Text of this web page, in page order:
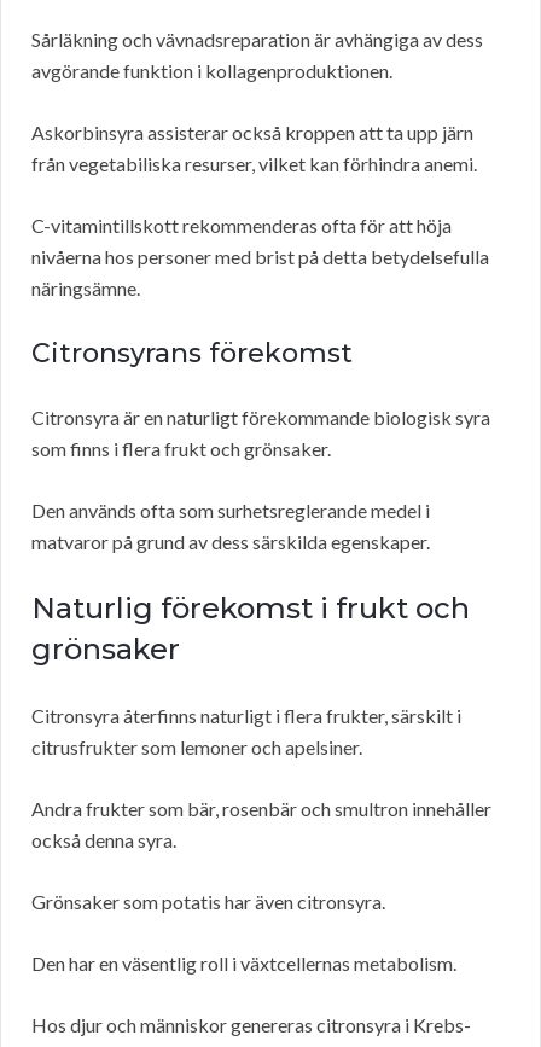
Sårläkning och vävnadsreparation är avhängiga av dess
avgörande funktion i kollagenproduktionen.
Askorbinsyra assisterar också kroppen att ta upp järn
från vegetabiliska resurser, vilket kan förhindra anemi.
C-vitamintillskott rekommenderas ofta för att höja
nivåerna hos personer med brist på detta betydelsefulla
näringsämne.
Citronsyrans förekomst
Citronsyra är en naturligt förekommande biologisk syra
som finns i flera frukt och grönsaker.
Den används ofta som surhetsreglerande medel i
matvaror på grund av dess särskilda egenskaper.
Naturlig förekomst i frukt och
grönsaker
Citronsyra återfinns naturligt i flera frukter, särskilt i
citrusfrukter som lemoner och apelsiner.
Andra frukter som bär, rosenbär och smultron innehåller
också denna syra.
Grönsaker som potatis har även citronsyra.
Den har en väsentlig roll i växtcellernas metabolism.
Hos djur och människor genereras citronsyra i Krebs-